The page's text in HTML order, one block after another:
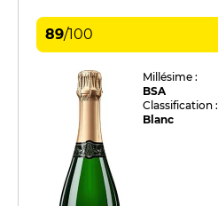
89/100
Millésime :
BSA
Classification :
Blanc